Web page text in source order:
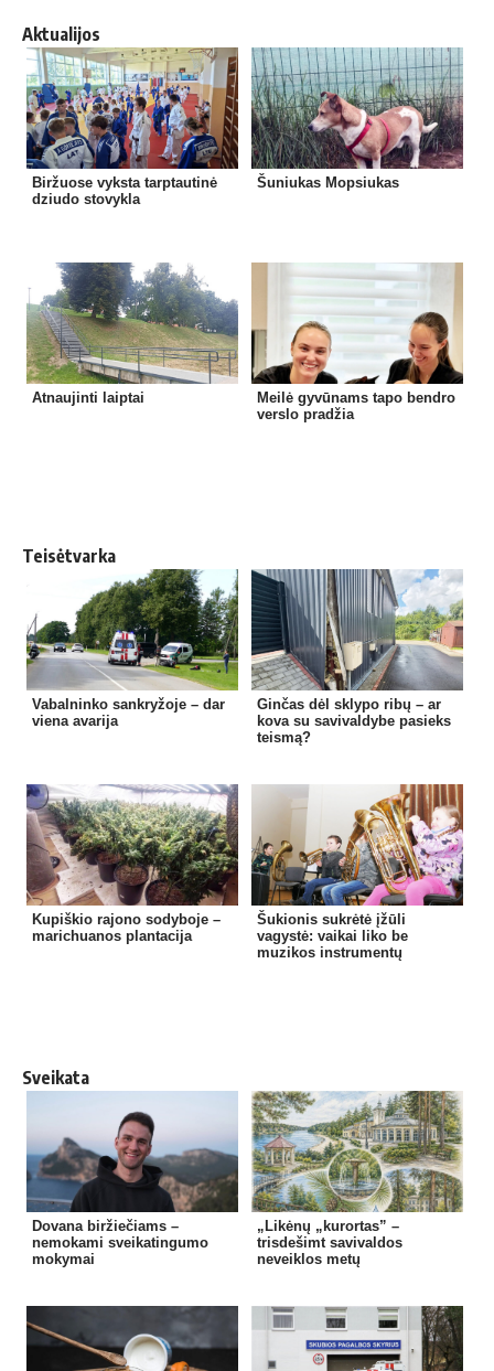
Aktualijos
Biržuose vyksta tarptautinė
dziudo stovykla
Šuniukas Mopsiukas
Atnaujinti laiptai
Meilė gyvūnams tapo bendro
verslo pradžia
Teisėtvarka
Vabalninko sankryžoje – dar
viena avarija
Ginčas dėl sklypo ribų – ar
kova su savivaldybe pasieks
teismą?
Kupiškio rajono sodyboje –
marichuanos plantacija
Šukionis sukrėtė įžūli
vagystė: vaikai liko be
muzikos instrumentų
Sveikata
Dovana biržiečiams –
nemokami sveikatingumo
mokymai
„Likėnų „kurortas” –
trisdešimt savivaldos
neveiklos metų